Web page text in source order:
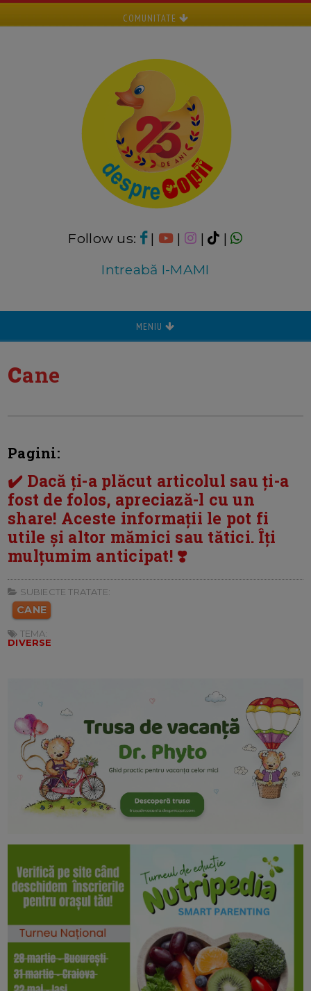
COMUNITATE
Follow us: | | |
|
Intreabă I-MAMI
MENIU
cane
Pagini:
✔️ Dacă ți-a plăcut articolul sau ți-a
fost de folos, apreciază-l cu un
share! Aceste informații le pot fi
utile și altor mămici sau tătici. Îți
mulțumim anticipat! ❣️
SUBIECTE TRATATE:
CANE
TEMA:
DIVERSE